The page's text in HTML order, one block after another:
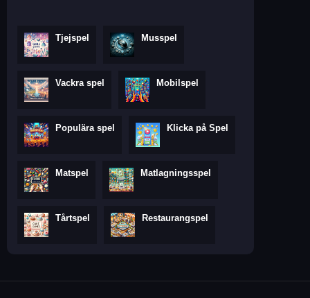
Tjejspel Musspel
Vackra spel Mobilspel
Populära spel Klicka på Spel
Matspel Matlagningsspel
Tårtspel Restaurangspel